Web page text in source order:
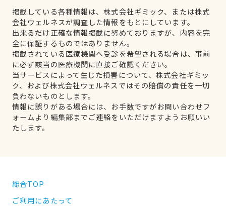
掲載している各種情報は、株式会社ギミック、または株式
会社ウェルネスが調査した情報をもとにしています。
出来るだけ正確な情報掲載に努めておりますが、内容を完
全に保証するものではありません。
掲載されている医療機関へ受診を希望される場合は、事前
に必ず該当の医療機関に直接ご確認ください。
当サービスによって生じた損害について、株式会社ギミッ
ク、および株式会社ウェルネスではその賠償の責任を一切
負わないものとします。
情報に誤りがある場合には、お手数ですがお問い合わせフ
ォームより編集部までご連絡をいただけますようお願いい
たします。
総合TOP
ご利用にあたって